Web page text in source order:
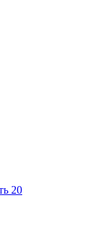
20